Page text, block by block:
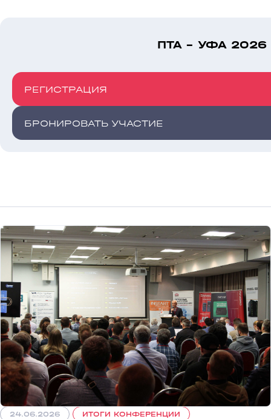
ПТА - УФА 2026
РЕГИСТРАЦИЯ
БРОНИРОВАТЬ УЧАСТИЕ
24.06.2026 ИТОГИ КОНФЕРЕНЦИИ